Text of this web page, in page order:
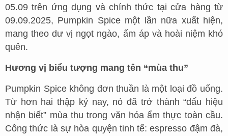
05.09 trên ứng dụng và chính thức tại cửa hàng từ
09.09.2025, Pumpkin Spice một lần nữa xuất hiện,
mang theo dư vị ngọt ngào, ấm áp và hoài niệm khó
quên.
Hương vị biểu tượng mang tên “mùa thu”
Pumpkin Spice không đơn thuần là một loại đồ uống.
Từ hơn hai thập kỷ nay, nó đã trở thành “dấu hiệu
nhận biết” mùa thu trong văn hóa ẩm thực toàn cầu.
Công thức là sự hòa quyện tinh tế: espresso đậm đà,